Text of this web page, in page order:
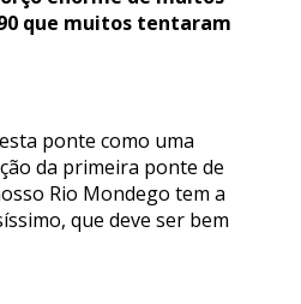
que muitos tentaram
ponte como uma
da primeira ponte de
Rio Mondego tem a
que deve ser bem